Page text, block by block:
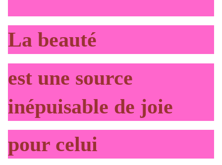
La beauté
est une source
inépuisable de joie
pour celui